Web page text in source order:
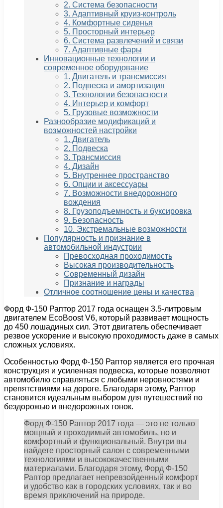
2. Система безопасности
3. Адаптивный круиз-контроль
4. Комфортные сиденья
5. Просторный интерьер
6. Система развлечений и связи
7. Адаптивные фары
Инновационные технологии и
современное оборудование
1. Двигатель и трансмиссия
2. Подвеска и амортизация
3. Технологии безопасности
4. Интерьер и комфорт
5. Грузовые возможности
Разнообразие модификаций и
возможностей настройки
1. Двигатель
2. Подвеска
3. Трансмиссия
4. Дизайн
5. Внутреннее пространство
6. Опции и аксессуары
7. Возможности внедорожного
вождения
8. Грузоподъемность и буксировка
9. Безопасность
10. Экстремальные возможности
Популярность и признание в
автомобильной индустрии
Превосходная проходимость
Высокая производительность
Современный дизайн
Признание и награды
Отличное соотношение цены и качества
Форд Ф-150 Раптор 2017 года оснащен 3.5-литровым
двигателем EcoBoost V6, который развивает мощность
до 450 лошадиных сил. Этот двигатель обеспечивает
резвое ускорение и высокую проходимость даже в самых
сложных условиях.
Особенностью Форд Ф-150 Раптор является его прочная
конструкция и усиленная подвеска, которые позволяют
автомобилю справляться с любыми неровностями и
препятствиями на дороге. Благодаря этому, Раптор
становится идеальным выбором для путешествий по
бездорожью и внедорожных гонок.
Форд Ф-150 Раптор 2017 года — это не только
мощный и проходимый автомобиль, но и
комфортный и функциональный. Внутри вы
найдете просторный салон с современными
технологиями и высококачественными
материалами. Благодаря этому, Форд Ф-150
Раптор предлагает непревзойденный комфорт
и удобство как в городских условиях, так и во
время приключений на природе.